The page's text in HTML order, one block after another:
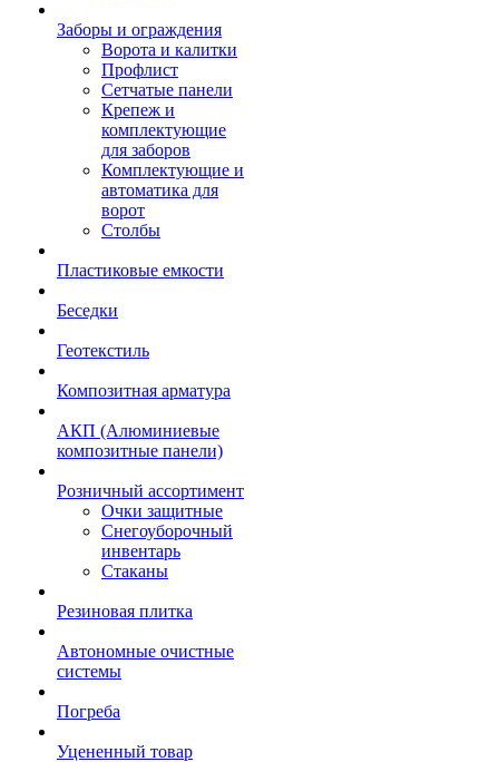
Заборы и ограждения
Ворота и калитки
Профлист
Сетчатые панели
Крепеж и
комплектующие
для заборов
Комплектующие и
автоматика для
ворот
Столбы
Пластиковые емкости
Беседки
Геотекстиль
Композитная арматура
АКП (Алюминиевые
композитные панели)
Розничный ассортимент
Очки защитные
Снегоуборочный
инвентарь
Стаканы
Резиновая плитка
Автономные очистные
системы
Погреба
Уцененный товар